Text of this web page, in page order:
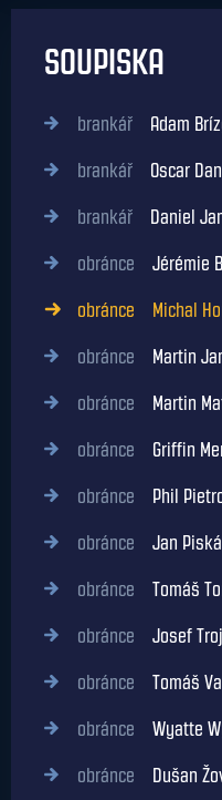
SOUPISKA
brankář Adam
brankář Oscar
brankář Daniel
obránce Jérémie
obránce Michal
obránce Martin
obránce Martin
obránce Griffin
obránce Phil
obránce Jan
obránce Tomáš
obránce Josef
obránce Tomáš
obránce Wyatte
obránce Dušan